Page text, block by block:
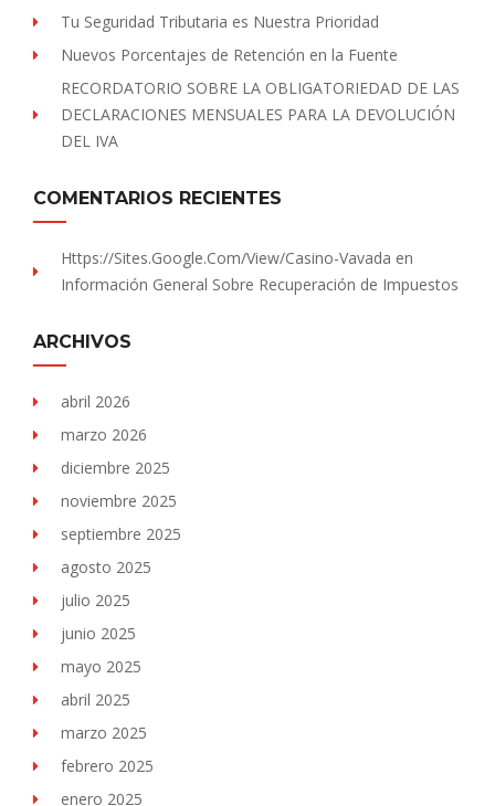
Tu Seguridad Tributaria es Nuestra Prioridad
Nuevos Porcentajes de Retención en la Fuente
RECORDATORIO SOBRE LA OBLIGATORIEDAD DE LAS
DECLARACIONES MENSUALES PARA LA DEVOLUCIÓN
DEL IVA
COMENTARIOS RECIENTES
Https://sites.Google.com/view/Casino-Vavada en
Información General Sobre Recuperación de Impuestos
ARCHIVOS
abril 2026
marzo 2026
diciembre 2025
noviembre 2025
septiembre 2025
agosto 2025
julio 2025
junio 2025
mayo 2025
abril 2025
marzo 2025
febrero 2025
enero 2025